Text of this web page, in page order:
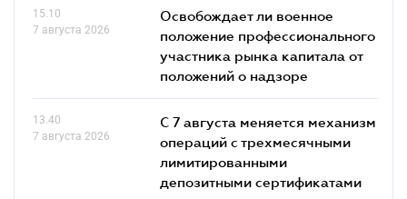
15.10
7 августа 2026
Освобождает ли военное
положение профессионального
участника рынка капитала от
положений о надзоре
13.40
7 августа 2026
С 7 августа меняется механизм
операций с трехмесячными
лимитированными
депозитными сертификатами